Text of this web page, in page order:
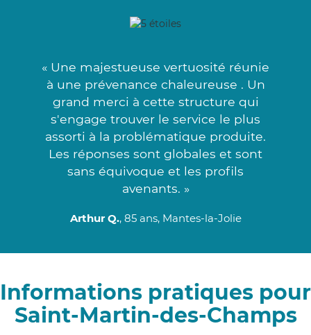
« Une majestueuse vertuosité réunie
à une prévenance chaleureuse . Un
grand merci à cette structure qui
s'engage trouver le service le plus
assorti à la problématique produite.
Les réponses sont globales et sont
sans équivoque et les profils
avenants. »
Arthur Q., 85 ans, Mantes-la-Jolie
Informations pratiques pour
Saint-Martin-des-Champs